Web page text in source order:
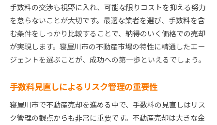
手数料の交渉も視野に入れ、可能な限りコストを抑える努力
を怠らないことが大切です。最適な業者を選び、手数料を含
む条件をしっかり比較することで、納得のいく価格での売却
が実現します。寝屋川市の不動産市場の特性に精通したエー
ジェントを選ぶことが、成功への第一歩といえるでしょう。
手数料見直しによるリスク管理の重要性
寝屋川市で不動産売却を進める中で、手数料の見直しはリス
ク管理の観点からも非常に重要です。不動産売却は大きな金